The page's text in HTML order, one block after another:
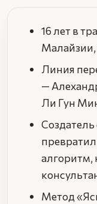
16 лет в
Малайзии,
Линия
—
Ли Гун
алгоритм,
Метод